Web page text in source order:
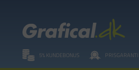
5% KUNDEBONUS PRISGARANTI